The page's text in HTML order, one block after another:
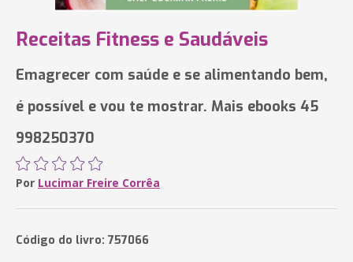
Receitas Fitness e Saudáveis
Emagrecer com saúde e se alimentando bem,
é possível e vou te mostrar. Mais ebooks 45
998250370
Por Lucimar Freire Corrêa
Código do livro: 757066